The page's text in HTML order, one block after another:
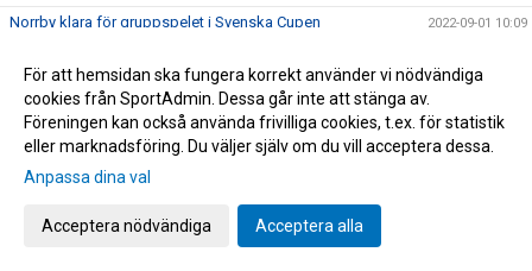
Norrby klara för gruppspelet i Svenska Cupen 2022-09-01 10:09
TV: Mak Lind inför onsdagens cupmatch mot Lund
TV: Se målen som gav tre poäng 2022-08-29 12:58
Norrby upp på säker mark efter hemmaseger 2022-08-28 18:15
TV: Mak Linds tankar inför söndagens hemmamatch
Inför match: Norrby IF – AFC Eskilstuna
För att hemsidan ska fungera korrekt använder vi nödvändiga
cookies från SportAdmin. Dessa går inte att stänga av.
Föreningen kan också använda frivilliga cookies, t.ex. för statistik
eller marknadsföring. Du väljer själv om du vill acceptera dessa.
Anpassa dina val
Acceptera nödvändiga Acceptera alla